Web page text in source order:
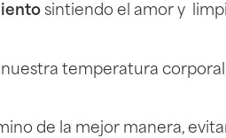
sintiendo el amor y
temperatura
de la mejor manera,